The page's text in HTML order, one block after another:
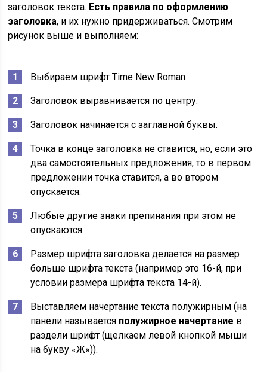
заголовок текста. Есть правила по оформлению
заголовка, и их нужно придерживаться. Смотрим
рисунок выше и выполняем:
Выбираем шрифт Time New Roman
Заголовок выравнивается по центру.
Заголовок начинается с заглавной буквы.
Точка в конце заголовка не ставится, но, если это
два самостоятельных предложения, то в первом
предложении точка ставится, а во втором
опускается.
Любые другие знаки препинания при этом не
опускаются.
Размер шрифта заголовка делается на размер
больше шрифта текста (например это 16-й, при
условии размера шрифта текста 14-й).
Выставляем начертание текста полужирным (на
панели называется полужирное начертание в
раздели шрифт (щелкаем левой кнопкой мыши
на букву «Ж»)).